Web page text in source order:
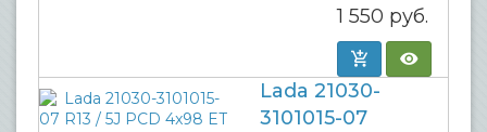
1 550 руб.
Lada 21030-
3101015-07